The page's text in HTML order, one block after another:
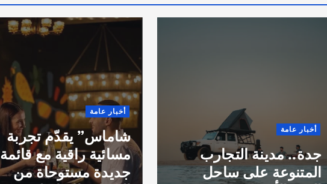
أخبار عامة
جدة.. مدينة التجارب
المتنوعة على ساحل
أخبار عامة
شاماس” يقدّم تجربة
مسائية راقية مع قائمة
جديدة مستوحاة من